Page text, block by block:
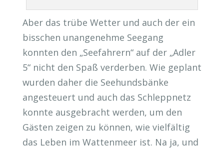
Aber das trübe Wetter und auch der ein
bisschen unangenehme Seegang
konnten den „Seefahrern“ auf der „Adler
5“ nicht den Spaß verderben. Wie geplant
wurden daher die Seehundsbänke
angesteuert und auch das Schleppnetz
konnte ausgebracht werden, um den
Gästen zeigen zu können, wie vielfältig
das Leben im Wattenmeer ist. Na ja, und